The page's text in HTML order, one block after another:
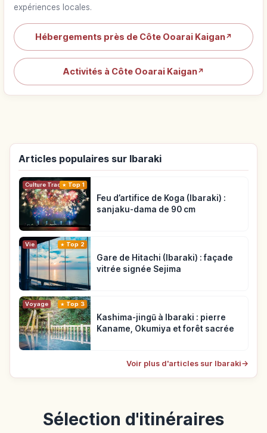
expériences locales.
Hébergements près de Côte Ooarai Kaigan↗
Activités à Côte Ooarai Kaigan↗
Articles populaires sur Ibaraki
Culture Traditionnelle
Top 1
Feu d’artifice de Koga (Ibaraki) :
sanjaku-dama de 90 cm
Vie Top 2
Gare de Hitachi (Ibaraki) : façade
vitrée signée Sejima
Voyage Top 3
Kashima-jingū à Ibaraki : pierre
Kaname, Okumiya et forêt sacrée
Voir plus d'articles sur Ibaraki→
Sélection d'itinéraires